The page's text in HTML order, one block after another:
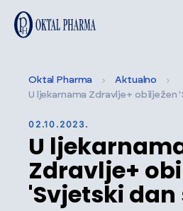
Oktal Pharma
Aktualno
U ljekarnama Zdravlje+ obilježen
02.10.2023.
U
Zdravlje+
'Svjetski dan